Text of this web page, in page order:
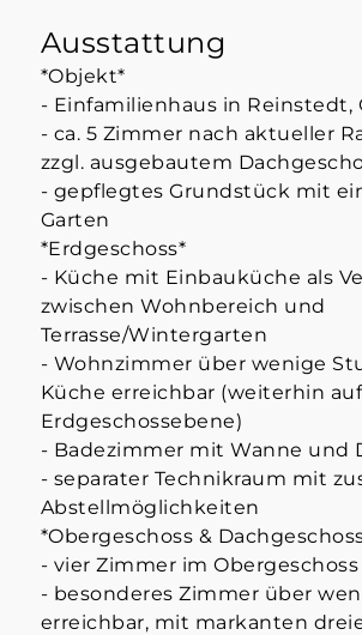
Ausstattung
*Objekt*
- Einfamilienhaus in Reinstedt,
- ca. 5 Zimmer nach aktueller
zzgl. ausgebautem
- gepflegtes Grundstück mit
Garten
*Erdgeschoss*
- Küche mit Einbauküche als
zwischen Wohnbereich und
Terrasse/Wintergarten
- Wohnzimmer über wenige
Küche erreichbar (weiterhin auf
Erdgeschossebene)
- Badezimmer mit Wanne und
- separater Technikraum mit
Abstellmöglichkeiten
*Obergeschoss &
- vier Zimmer im Obergeschoss
- besonderes Zimmer über
erreichbar, mit markanten